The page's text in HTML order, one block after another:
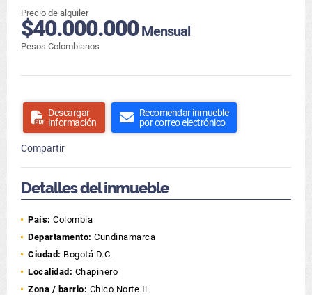
Precio de alquiler
$40.000.000Mensual
Pesos Colombianos
Descargar
información
Recomendar inmueble
por correo electrónico
Compartir
Detalles del inmueble
País: Colombia
Departamento: Cundinamarca
Ciudad: Bogotá D.C.
Localidad: Chapinero
Zona / barrio: Chico Norte Ii